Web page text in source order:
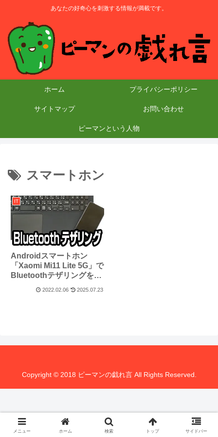
あなたの好奇心を刺激する情報が満載です。
ホーム プライバシーポリシー
サイトマップ お問い合わせ
ピーマンという人物
スマートホン
IT
Androidスマートホン
「Xaomi Mi11 Lite 5G」で
Bluetoothテザリングを試
2022.02.06 2025.07.23
Copyright © 2018 ピーマンの戯れ言 All Rights Reserved.
メニュー ホーム 検索 トップ サイドバー